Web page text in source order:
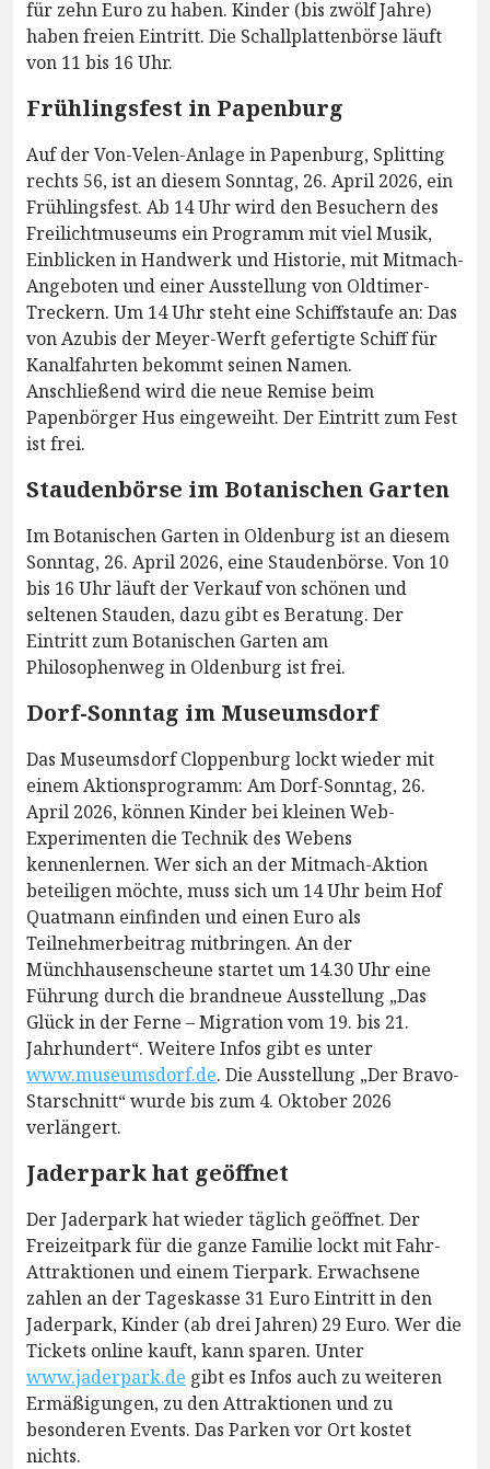
für zehn Euro zu haben. Kinder (bis zwölf Jahre)
haben freien Eintritt. Die Schallplattenbörse läuft
von 11 bis 16 Uhr.
Frühlingsfest in Papenburg
Auf der Von-Velen-Anlage in Papenburg, Splitting
rechts 56, ist an diesem Sonntag, 26. April 2026, ein
Frühlingsfest. Ab 14 Uhr wird den Besuchern des
Freilichtmuseums ein Programm mit viel Musik,
Einblicken in Handwerk und Historie, mit Mitmach-
Angeboten und einer Ausstellung von Oldtimer-
Treckern. Um 14 Uhr steht eine Schiffstaufe an: Das
von Azubis der Meyer-Werft gefertigte Schiff für
Kanalfahrten bekommt seinen Namen.
Anschließend wird die neue Remise beim
Papenbörger Hus eingeweiht. Der Eintritt zum Fest
ist frei.
Staudenbörse im Botanischen Garten
Im Botanischen Garten in Oldenburg ist an diesem
Sonntag, 26. April 2026, eine Staudenbörse. Von 10
bis 16 Uhr läuft der Verkauf von schönen und
seltenen Stauden, dazu gibt es Beratung. Der
Eintritt zum Botanischen Garten am
Philosophenweg in Oldenburg ist frei.
Dorf-Sonntag im Museumsdorf
Das Museumsdorf Cloppenburg lockt wieder mit
einem Aktionsprogramm: Am Dorf-Sonntag, 26.
April 2026, können Kinder bei kleinen Web-
Experimenten die Technik des Webens
kennenlernen. Wer sich an der Mitmach-Aktion
beteiligen möchte, muss sich um 14 Uhr beim Hof
Quatmann einfinden und einen Euro als
Teilnehmerbeitrag mitbringen. An der
Münchhausenscheune startet um 14.30 Uhr eine
Führung durch die brandneue Ausstellung „Das
Glück in der Ferne – Migration vom 19. bis 21.
Jahrhundert“. Weitere Infos gibt es unter
www.museumsdorf.de. Die Ausstellung „Der Bravo-
Starschnitt“ wurde bis zum 4. Oktober 2026
verlängert.
Jaderpark hat geöffnet
Der Jaderpark hat wieder täglich geöffnet. Der
Freizeitpark für die ganze Familie lockt mit Fahr-
Attraktionen und einem Tierpark. Erwachsene
zahlen an der Tageskasse 31 Euro Eintritt in den
Jaderpark, Kinder (ab drei Jahren) 29 Euro. Wer die
Tickets online kauft, kann sparen. Unter
www.jaderpark.de gibt es Infos auch zu weiteren
Ermäßigungen, zu den Attraktionen und zu
besonderen Events. Das Parken vor Ort kostet
nichts.